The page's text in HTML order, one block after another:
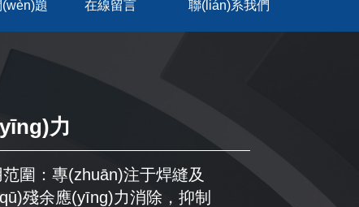
題 在線留言 聯(lián)系我們
力
圍：專(zhuān)注于焊縫及
殘余應(yīng)力消除，抑制